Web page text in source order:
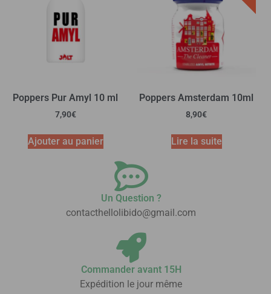
Poppers Pur Amyl 10 ml
7,90€
Ajouter au panier
Poppers Amsterdam 10ml
8,90€
Lire la suite
Un Question ?
contacthellolibido@gmail.com
Commander avant 15H
Expédition le jour même